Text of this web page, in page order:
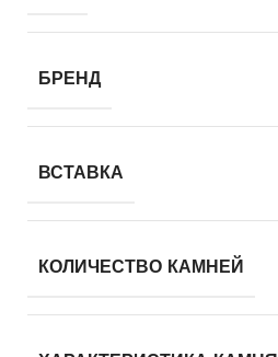
БРЕНД
ВСТАВКА
КОЛИЧЕСТВО КАМНЕЙ